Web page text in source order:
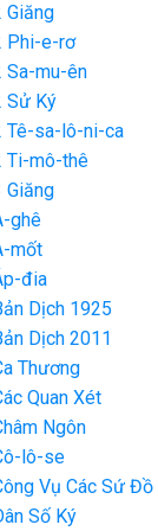
Giăng
Phi-e-rơ
Sa-mu-ên
Sử Ký
Tê-sa-lô-ni-ca
Ti-mô-thê
Giăng
ghê
mốt
đia
Dịch 1925
Dịch 2011
Thương
Quan Xét
Ngôn
lô-se
Vụ Các Sứ Đồ
Số Ký